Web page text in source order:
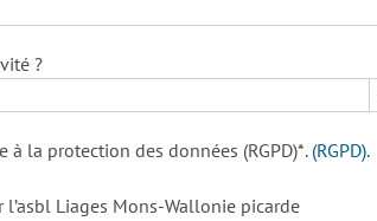
?
la protection des données (RGPD)*. (RGPD).
Liages Mons-Wallonie picarde